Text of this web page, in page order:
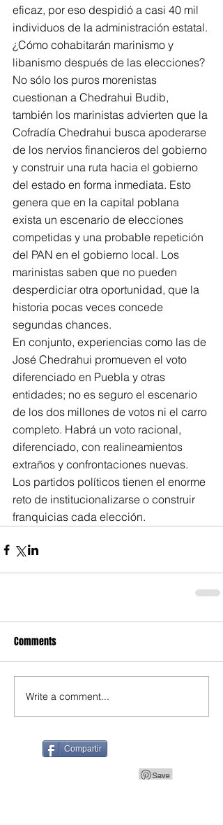
eficaz, por eso despidió a casi 40 mil
individuos de la administración estatal.
¿Cómo cohabitarán marinismo y
libanismo después de las elecciones?
No sólo los puros morenistas
cuestionan a Chedrahui Budib,
también los marinistas advierten que la
Cofradía Chedrahui busca apoderarse
de los nervios financieros del gobierno
y construir una ruta hacia el gobierno
del estado en forma inmediata. Esto
genera que en la capital poblana
exista un escenario de elecciones
competidas y una probable repetición
del PAN en el gobierno local. Los
marinistas saben que no pueden
desperdiciar otra oportunidad, que la
historia pocas veces concede
segundas chances.
En conjunto, experiencias como las de
José Chedrahui promueven el voto
diferenciado en Puebla y otras
entidades; no es seguro el escenario
de los dos millones de votos ni el carro
completo. Habrá un voto racional,
diferenciado, con realineamientos
extraños y confrontaciones nuevas.
Los partidos políticos tienen el enorme
reto de institucionalizarse o construir
franquicias cada elección.
Comments
Write a comment...
Compartir